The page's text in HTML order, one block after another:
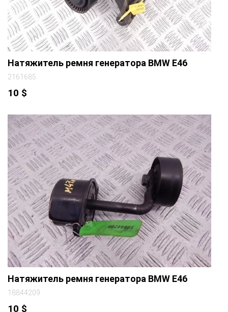
Натяжитель ремня генератора BMW E46
2161685
10 $
Натяжитель ремня генератора BMW E46
18844209
10 $